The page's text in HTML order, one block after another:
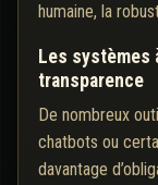
humaine, la
Les systèmes
transparence
De nombreux
chatbots ou
davantage